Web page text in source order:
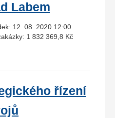
Labem
12. 08. 2020 12:00
1 832 369,8 Kč
řízení